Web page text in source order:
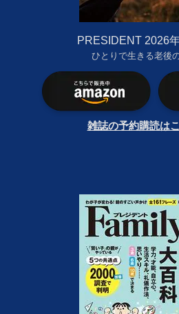
PRESIDENT 2026
ひとりで生きる老後
雑誌の予約購読は